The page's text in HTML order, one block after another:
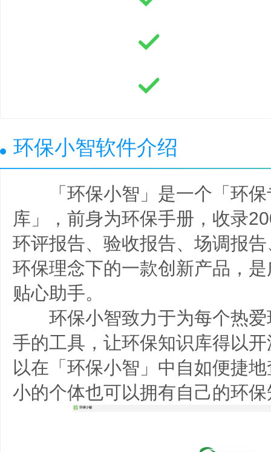
环保小智软件介绍
「环保小智」是一个「环保
库」，前身为环保手册，收录
环评报告、验收报告、场调报
环保理念下的一款创新产品，
贴心助手。
环保小智致力于为每个热爱
手的工具，让环保知识库得以
以在「环保小智」中自如便捷
小的个体也可以拥有自己的环